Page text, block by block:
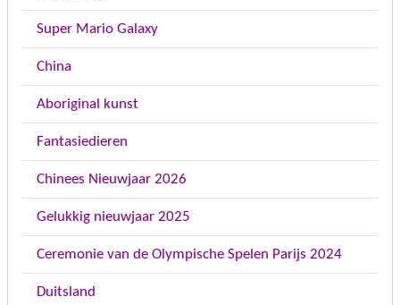
Super Mario Galaxy
China
Aboriginal kunst
Fantasiedieren
Chinees Nieuwjaar 2026
Gelukkig nieuwjaar 2025
Ceremonie van de Olympische Spelen Parijs 2024
Duitsland